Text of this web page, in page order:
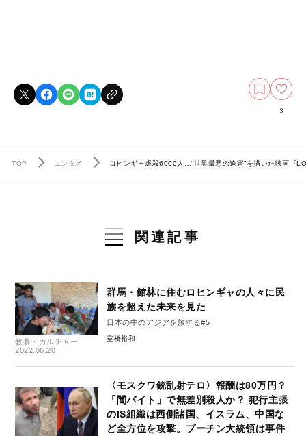
3
TOP エンタメ ロヒンギャ虐殺6000人…“世界最悪の迫害”を描いた映画『
関連記事
教養・カルチャー
2022.06.20
群馬・館林に住むロヒンギャの人々に民
族を超えた未来を見た
日本の中のアジアを旅する#5
室橋裕和
〈モスクワ銃乱射テロ〉報酬は80万円？
「闇バイト」で無差別殺人か？ 犯行主張
のIS組織は西側諸国、イスラム、中国な
ど全方位を攻撃。プーチン大統領は事件